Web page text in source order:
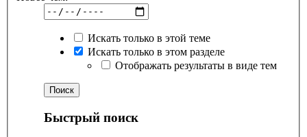
Искать только в этой теме
Искать только в этом разделе
Отображать результаты в виде тем
Быстрый поиск